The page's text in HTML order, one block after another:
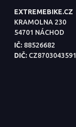
EXTREMEBIKE.CZ
KRAMOLNA 230
54701 NÁCHOD
IČ: 88526682
DIČ: CZ8703043591